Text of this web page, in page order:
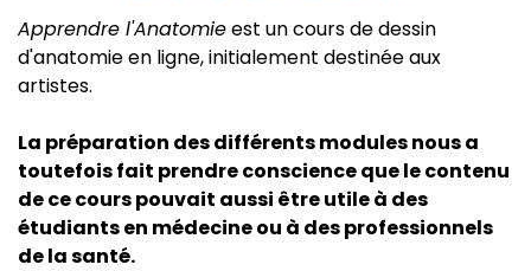
Apprendre l'Anatomieest un cours de dessin
d'anatomie en ligne, initialement destinée aux
artistes.
La préparation des différents modules nous a
toutefois fait prendre conscience que le contenu
de ce cours pouvait aussi être utile à des
étudiants en médecine ou à des professionnels
de la santé.